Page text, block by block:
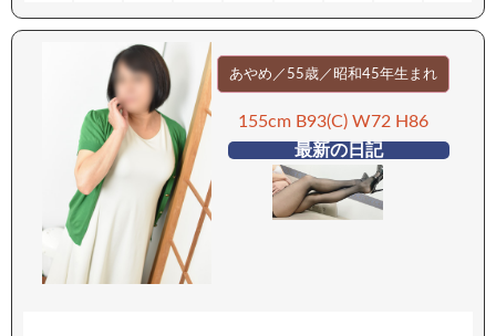
あやめ／55歳／昭和45年生まれ
155cm B93(C) W72 H86
最新の日記